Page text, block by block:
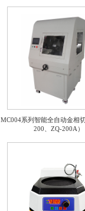
MC004系列智能全自动金相
200、ZQ-200A）